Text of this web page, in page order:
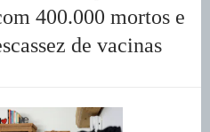
400.000 mortos e
de vacinas